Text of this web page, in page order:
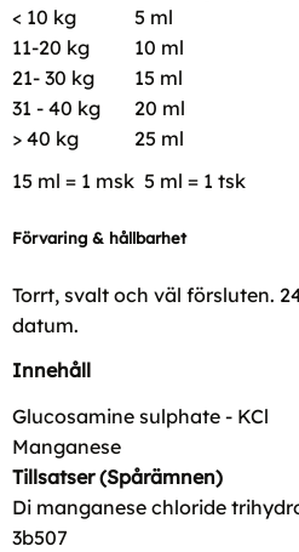
< 10 kg
5 ml
11-20 kg
10 ml
21- 30 kg
15 ml
31 - 40 kg
20 ml
> 40 kg
25 ml
15 ml = 1 msk 5 ml = 1 tsk
Förvaring & hållbarhet
Torrt, svalt och väl försluten.
datum.
Innehåll
Glucosamine sulphate - KCl
Manganese
Tillsatser (Spårämnen)
Di manganese chloride
3b507